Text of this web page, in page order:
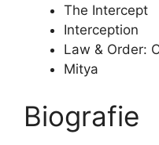
The Intercept
Interception
Law & Order:
Mitya
Biografie